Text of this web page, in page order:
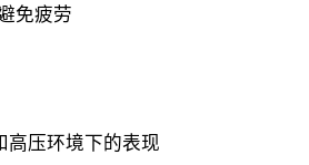
免疲劳
高压环境下的表现